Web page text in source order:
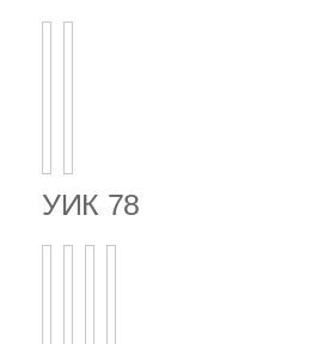
УИК 78